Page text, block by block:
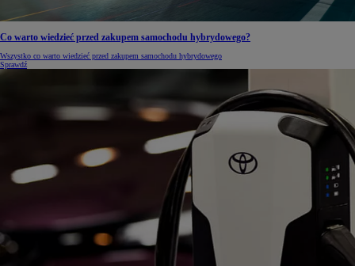
Co warto wiedzieć przed zakupem samochodu hybrydowego?
Wszystko co warto wiedzieć przed zakupem samochodu hybrydowego
Sprawdź